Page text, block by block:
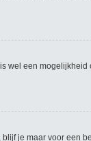
wel een
blijf je maar voor een